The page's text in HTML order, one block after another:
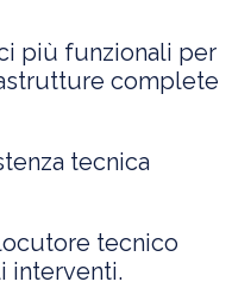
più funzionali per
complete
tecnica
tecnico
interventi.